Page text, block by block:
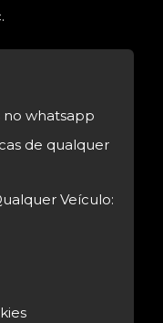
no whatsapp
de qualquer
Veículo: